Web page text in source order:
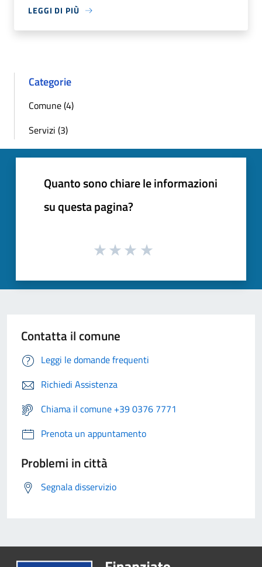
LEGGI DI PIÙ
Categorie
Comune (4)
Servizi (3)
Quanto sono chiare le informazioni
su questa pagina?
Contatta il comune
Leggi le domande frequenti
Richiedi Assistenza
Chiama il comune +39 0376 7771
Prenota un appuntamento
Problemi in città
Segnala disservizio